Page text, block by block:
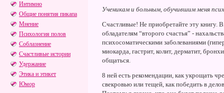
Интимно
Общие понятия пикапа
Мнение
Психология полов
Соблазнение
Счастливые истории
Удержание
Этика и этикет
Юмор
Ученикам и больным, обучившим меня
Счастливые! Hе приобретайте эту книгу.
обладателям “второго счастья” -
психосоматическими заболеваниями
миокарда, гастрит, колит, дерматит,
общаться.
8 ней есть рекомендации, как укрощать
свекровью или тещей, как победить в